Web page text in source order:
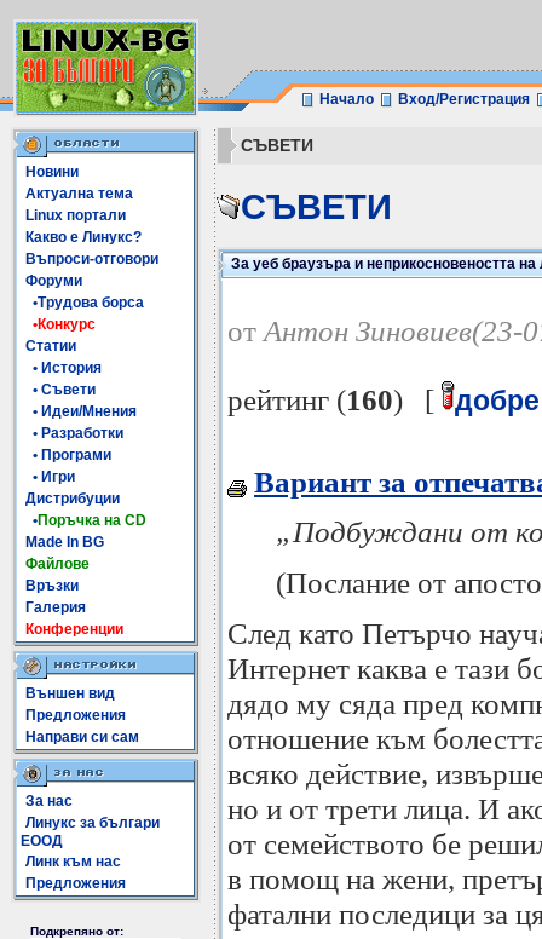
Начало Вход/Регистрация
Новини
Актуална тема
Linux портали
Какво е Линукс?
Въпроси-отговори
Форуми
•Трудова борса
•Конкурс
Статии
• История
• Съвети
• Идеи/Мнения
• Разработки
• Програми
• Игри
Дистрибуции
•Поръчка на CD
Made In BG
Файлове
Връзки
Галерия
Конференции
Външен вид
Предложения
Направи си сам
За нас
Линукс за българи
ЕООД
Линк към нас
Предложения
Подкрепяно от:
СЪВЕТИ
СЪВЕТИ
За уеб браузъра и неприкосновеността
от Антон Зиновиев(23-
рейтинг (160) [ добре
Вариант за
„Подбуждани от
(Послание от
След като Петърчо
Интернет каква е тази
дядо му сяда пред
отношение към
всяко действие,
но и от трети лица. И
от семейството бе
в помощ на жени,
фатални последици за